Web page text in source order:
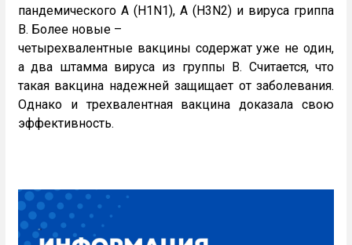
пандемического A (H1N1), A (H3N2) и вируса гриппа
В. Более новые –
четырехвалентные вакцины содержат уже не один,
а два штамма вируса из группы В. Считается, что
такая вакцина надежней защищает от заболевания.
Однако и трехвалентная вакцина доказала свою
эффективность.